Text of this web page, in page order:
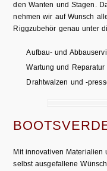
den Wanten und Stagen.
nehmen wir auf Wunsch
Riggzubehör genau unter
Aufbau- und
Wartung und
Drahtwalzen und -
Mit innovativen
selbst ausgefallene